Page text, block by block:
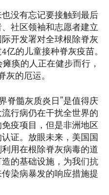
没有忘记要接触到最后
社区领袖和志愿者建立
开发署对全球根除脊灰
亿的儿童接种脊灰疫苗。
痪的人正在健步而行，
灰的厄运。
脊髓灰质炎日”是值得庆
行病仍在干扰全世界的
疫项目，但是非洲地区
证。放眼未来，美国国
用在根除脊灰病毒的道
的基础设施，为我们抗
染病暴发的响应措施提